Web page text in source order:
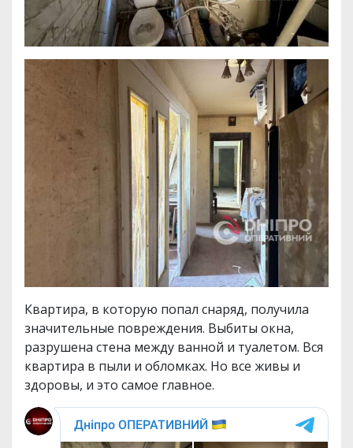
Квартира, в которую попал снаряд, получила
значительные повреждения. Выбиты окна,
разрушена стена между ванной и туалетом. Вся
квартира в пыли и обломках. Но все живы и
здоровы, и это самое главное.